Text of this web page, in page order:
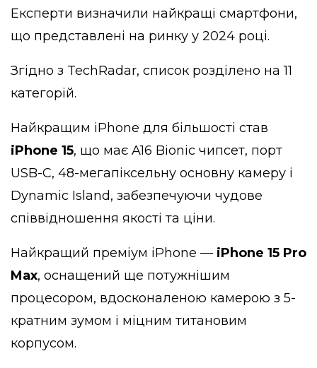
Експерти визначили найкращі смартфони,
що представлені на ринку у 2024 році.
Згідно з TechRadar, список розділено на 11
категорій.
Найкращим iPhone для більшості став
iPhone 15, що має A16 Bionic чипсет, порт
USB-C, 48-мегапіксельну основну камеру і
Dynamic Island, забезпечуючи чудове
співвідношення якості та ціни.
Найкращий преміум iPhone — iPhone 15 Pro
Max, оснащений ще потужнішим
процесором, вдосконаленою камерою з 5-
кратним зумом і міцним титановим
корпусом.